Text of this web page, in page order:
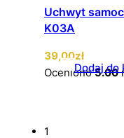
Uchwyt
K03A
39,00zł
Oceniono5.00
Dodaj do
1